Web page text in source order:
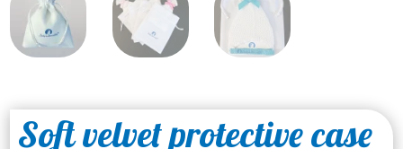
Soft velvet protective case